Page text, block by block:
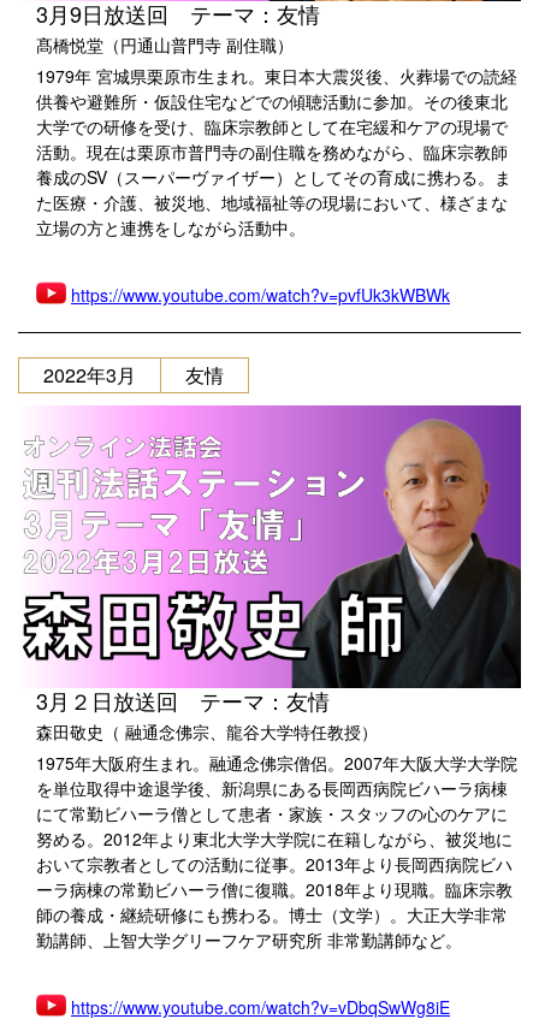
3月9日放送回 テーマ：友情
髙橋悦堂（円通山普門寺 副住職）
1979年 宮城県栗原市生まれ。東日本大震災後、火葬場での読経
供養や避難所・仮設住宅などでの傾聴活動に参加。その後東北
大学での研修を受け、臨床宗教師として在宅緩和ケアの現場で
活動。現在は栗原市普門寺の副住職を務めながら、臨床宗教師
養成のSV（スーパーヴァイザー）としてその育成に携わる。ま
た医療・介護、被災地、地域福祉等の現場において、様ざまな
立場の方と連携をしながら活動中。
https://www.youtube.com/watch?v=pvfUk3kWBWk
2022年3月 友情
3月２日放送回 テーマ：友情
森田敬史（ 融通念佛宗、龍谷大学特任教授）
1975年大阪府生まれ。融通念佛宗僧侶。2007年大阪大学大学院
を単位取得中途退学後、新潟県にある長岡西病院ビハーラ病棟
にて常勤ビハーラ僧として患者・家族・スタッフの心のケアに
努める。2012年より東北大学大学院に在籍しながら、被災地に
おいて宗教者としての活動に従事。2013年より長岡西病院ビハ
ーラ病棟の常勤ビハーラ僧に復職。2018年より現職。臨床宗教
師の養成・継続研修にも携わる。博士（文学）。大正大学非常
勤講師、上智大学グリーフケア研究所 非常勤講師など。
https://www.youtube.com/watch?v=vDbqSwWg8iE